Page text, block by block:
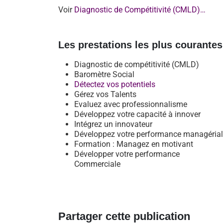
Voir Diagnostic de Compétitivité (CMLD)…
Les prestations les plus
Diagnostic de compétitivité (CMLD)
Baromètre Social
Détectez vos potentiels
Gérez vos Talents
Evaluez avec professionnalisme
Développez votre capacité à innover
Intégrez un innovateur
Développez votre performance
Formation : Managez en motivant
Développer votre performance
Commerciale
Partager cette publication